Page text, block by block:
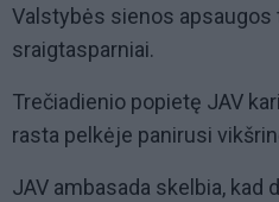
Valstybės sienos apsaugos
sraigtasparniai.
Trečiadienio popietę JAV
rasta pelkėje panirusi
JAV ambasada skelbia, kad